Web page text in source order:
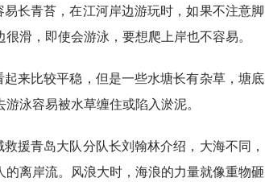
长青苔，在江河岸边游玩时，如果不注意脚
滑，即使会游泳，要想爬上岸也不容易。
来比较平稳，但是一些水塘长有杂草，塘底
泳容易被水草缠住或陷入淤泥。
援青岛大队分队长刘翰林介绍，大海不同，
离岸流。风浪大时，海浪的力量就像重物砸